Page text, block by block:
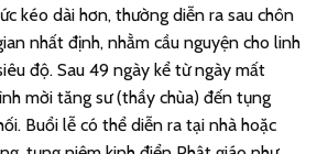
kéo dài hơn, thường diễn ra sau chôn
nhất định, nhằm cầu nguyện cho linh
độ. Sau 49 ngày kể từ ngày mất
mời tăng sư (thầy chùa) đến tụng
Buổi lễ có thể diễn ra tại nhà hoặc